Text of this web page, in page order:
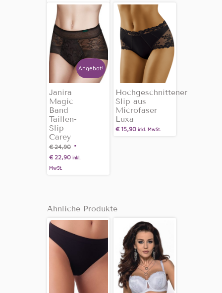
Janira
Magic
Band
Taillen-
Slip
Carey
€24,90
€22,90 inkl.
MwSt.
Angebot!
Hochgeschnittener
Slip aus
Microfaser
Luxa
€15,90 inkl. MwSt.
Ähnliche Produkte